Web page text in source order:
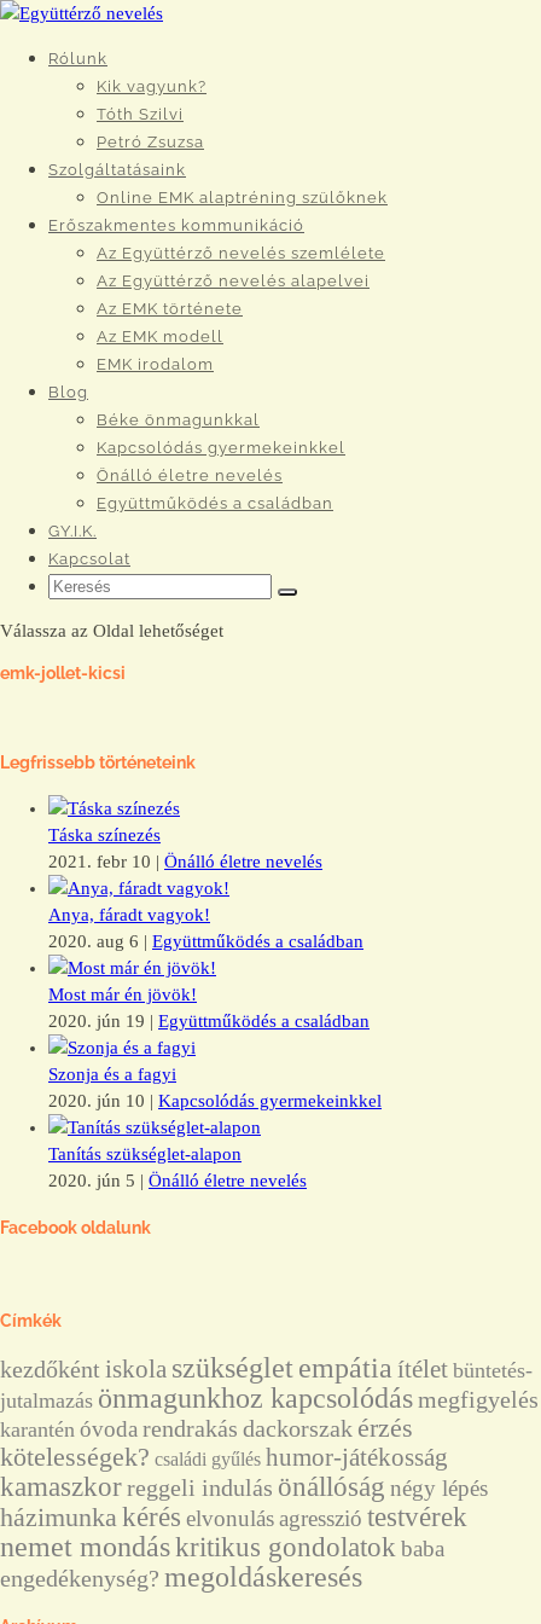
Rólunk
Kik vagyunk?
Tóth Szilvi
Petró Zsuzsa
Szolgáltatásaink
Online EMK alaptréning szülőknek
Erőszakmentes kommunikáció
Az Együttérző nevelés szemlélete
Az Együttérző nevelés alapelvei
Az EMK története
Az EMK modell
EMK irodalom
Blog
Béke önmagunkkal
Kapcsolódás gyermekeinkkel
Önálló életre nevelés
Együttműködés a családban
GY.I.K.
Kapcsolat
Válassza az Oldal lehetőséget
emk-jollet-kicsi
Legfrissebb történeteink
Táska színezés
2021. febr 10 | Önálló életre nevelés
Anya, fáradt vagyok!
2020. aug 6 | Együttműködés a családban
Most már én jövök!
2020. jún 19 | Együttműködés a családban
Szonja és a fagyi
2020. jún 10 | Kapcsolódás gyermekeinkkel
Tanítás szükséglet-alapon
2020. jún 5 | Önálló életre nevelés
Facebook oldalunk
Címkék
kezdőként iskola szükséglet empátia ítélet büntetés-
jutalmazás önmagunkhoz kapcsolódásmegfigyelés
karantén óvoda rendrakás dackorszak érzés
kötelességek? családi gyűlés humor-játékosság
kamaszkorreggeli indulás önállóság négy lépés
házimunka kérés elvonulásagresszió testvérek
nemet mondáskritikus gondolatok baba
engedékenység? megoldáskeresés